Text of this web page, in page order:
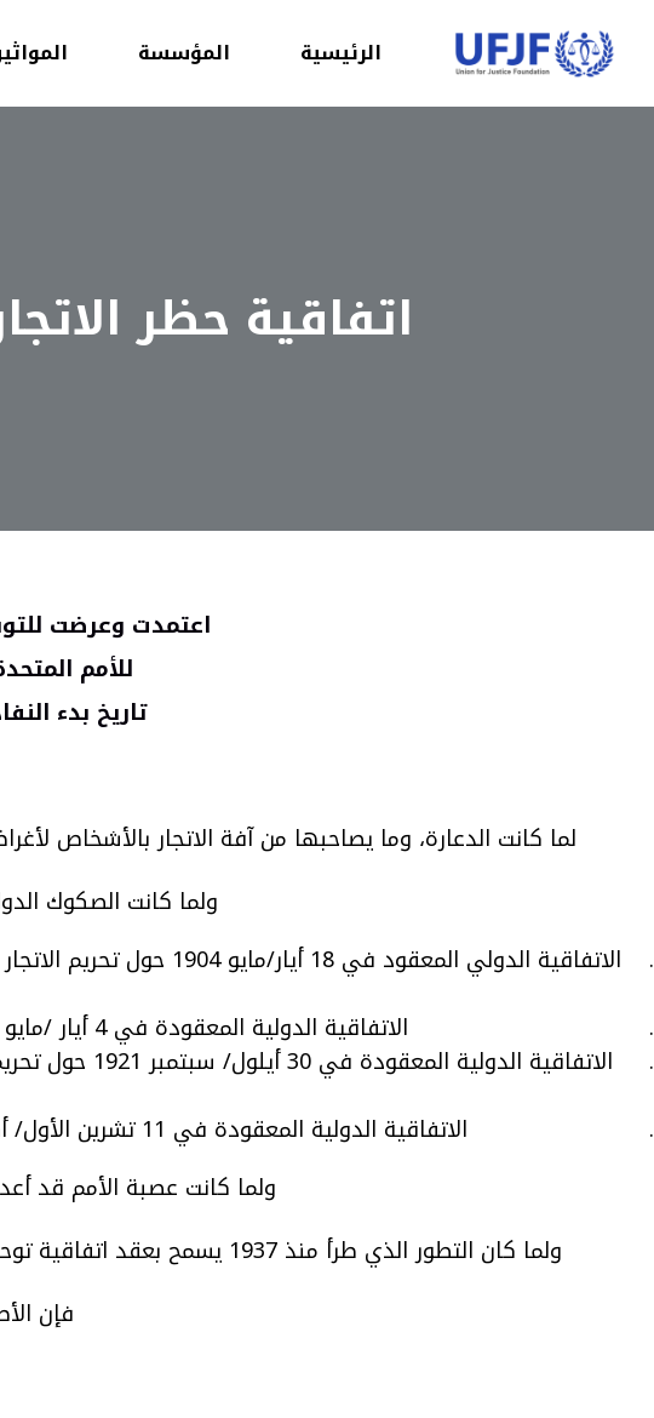
الرئيسية المؤسسة
اتفاقية حظر
اعتمدت وعرضت
للأمم
تاريخ بدء النفاذ: 25 تموز/يوليه 1951، وفقا لأحكام
لما كانت الدعارة، وما يصاحبها من آفة الاتجار بالأشخاص
ولما كانت الصكوك
الاتفاقية الدولية المعقودة في 4 أيار /مايو 1910 حول تحريم الاتجار بالرقيق الأبيض، والمعدلة بالبروتوكول السالف الذكر.
الاتفاقية الدولية المعقودة في 11 تشرين الأول/ أكتوبر 1933 حول تحريم الاتجار بالنساء البالغات، والمعدلة بالبروتوكول السالف الذكر.
ولما كانت عصبة الأمم قد أعدت عام 1937 مشروع اتفاقية يوسع نطاق
ولما كان التطور الذي طرأ منذ 1937 يسمح بعقد اتفاقية توحد الصكوك المذكورة وتضم جوهر مشروع اتفاقية 1937 مع التعديلات التي يناسب إدخالها عليه.
فإن